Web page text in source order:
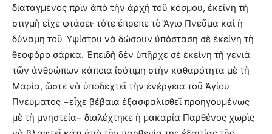
διαταγμένος πρὶν ἀπὸ τὴν ἀρχή τοῦ κόσμου, ἐκείνη τὴ
στιγμὴ εἶχε φτάσει· τότε ἔπρεπε τὸ Ἅγιο Πνεῦμα καὶ ἡ
δύναμη τοῦ Ὑψίστου νὰ δώσουν ὑπόσταση σὲ ἐκείνη τὴ
θεοφόρο σάρκα. Ἐπειδὴ δὲν ὑπῆρχε σὲ ἐκείνη τὴ γενιὰ
τῶν ἀνθρώπων κάποια ἰσότιμη στὴν καθαρότητα μὲ τὴ
Μαρία, ὥστε νὰ ὑποδεχτεῖ τὴν ἐνέργεια τοῦ Ἁγίου
Πνεύματος −εἶχε βέβαια ἐξασφαλισθεῖ προηγουμένως
μὲ τὴ μνηστεία− διαλέχτηκε ἡ μακαρία Παρθένος χωρὶς